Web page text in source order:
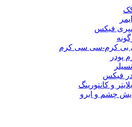
فیکس
بی کرم-سی سی کرم
پودر
فیکس
و کانتورینگ
چشم و ابرو